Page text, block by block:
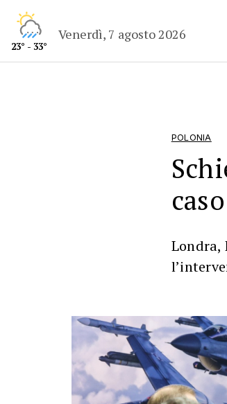
23° - 33°
Venerdì, 7 agosto 2026
POLONIA
Londra,